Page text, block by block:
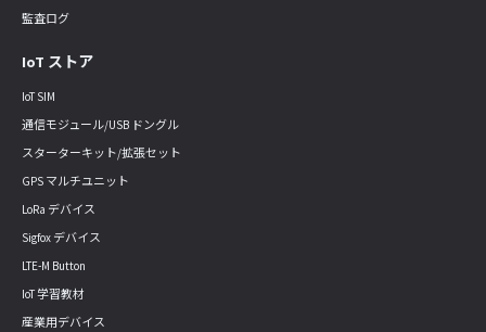
監査ログ
IoT ストア
IoT SIM
通信モジュール/USB ドングル
スターターキット/拡張セット
GPS マルチユニット
LoRa デバイス
Sigfox デバイス
LTE-M Button
IoT 学習教材
産業用デバイス